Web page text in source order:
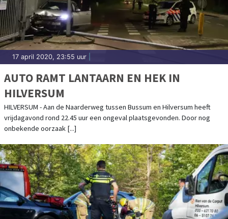
17 april 2020, 23:55 uur
AUTO RAMT LANTAARN EN HEK IN
HILVERSUM
HILVERSUM - Aan de Naarderweg tussen Bussum en Hilversum heeft
vrijdagavond rond 22.45 uur een ongeval plaatsgevonden. Door nog
onbekende oorzaak [...]